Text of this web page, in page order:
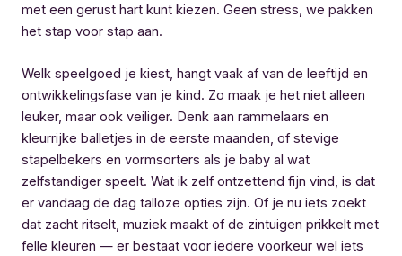
met een gerust hart kunt kiezen. Geen stress, we pakken
het stap voor stap aan.
Welk speelgoed je kiest, hangt vaak af van de leeftijd en
ontwikkelingsfase van je kind. Zo maak je het niet alleen
leuker, maar ook veiliger. Denk aan rammelaars en
kleurrijke balletjes in de eerste maanden, of stevige
stapelbekers en vormsorters als je baby al wat
zelfstandiger speelt. Wat ik zelf ontzettend fijn vind, is dat
er vandaag de dag talloze opties zijn. Of je nu iets zoekt
dat zacht ritselt, muziek maakt of de zintuigen prikkelt met
felle kleuren — er bestaat voor iedere voorkeur wel iets